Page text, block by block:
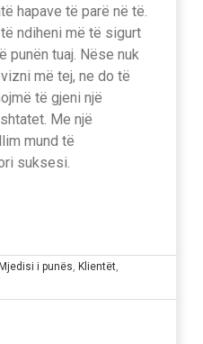
hapave të parë në të.
ndiheni më të sigurt
punën tuaj. Nëse nuk
më tej, ne do të
të gjeni një
Me një
mund të
suksesi.
Mjedisi i punës, Klientët,